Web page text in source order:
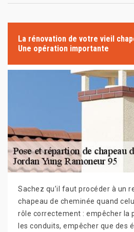
La rénovation de votre vieil
Une opération importante
Sachez qu’il faut procéder à un
chapeau de cheminée quand
rôle correctement : empêcher la
les conduits, empêcher que des